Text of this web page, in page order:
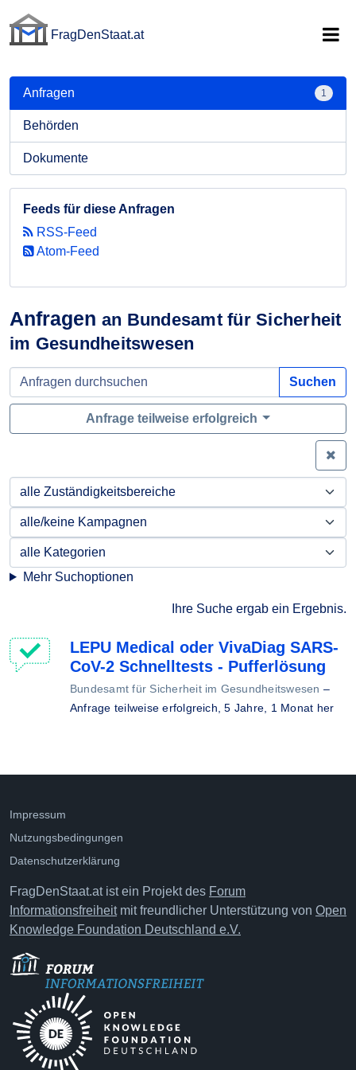
FragDenStaat.at
Anfragen an Bundesamt für Sicherheit
im Gesundheitswesen
Suchen
Anfrage teilweise erfolgreich
Mehr Suchoptionen
Ihre Suche ergab ein Ergebnis.
LEPU Medical oder VivaDiag SARS-
CoV-2 Schnelltests - Pufferlösung
Bundesamt für Sicherheit im Gesundheitswesen –
Anfrage teilweise erfolgreich,5 Jahre, 1 Monat her
Anfragen 1
Behörden
Dokumente
Feeds für diese Anfragen
RSS-Feed
Atom-Feed
Impressum
Nutzungsbedingungen
Datenschutzerklärung
FragDenStaat.at ist ein Projekt des Forum
Informationsfreiheitmit freundlicher Unterstützung von Open
Knowledge Foundation Deutschland e.V.